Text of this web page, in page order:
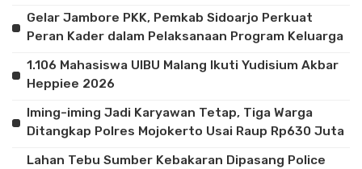
Gelar Jambore PKK, Pemkab Sidoarjo Perkuat
Peran Kader dalam Pelaksanaan Program Keluarga
1.106 Mahasiswa UIBU Malang Ikuti Yudisium Akbar
Heppiee 2026
Iming-iming Jadi Karyawan Tetap, Tiga Warga
Ditangkap Polres Mojokerto Usai Raup Rp630 Juta
Lahan Tebu Sumber Kebakaran Dipasang Police